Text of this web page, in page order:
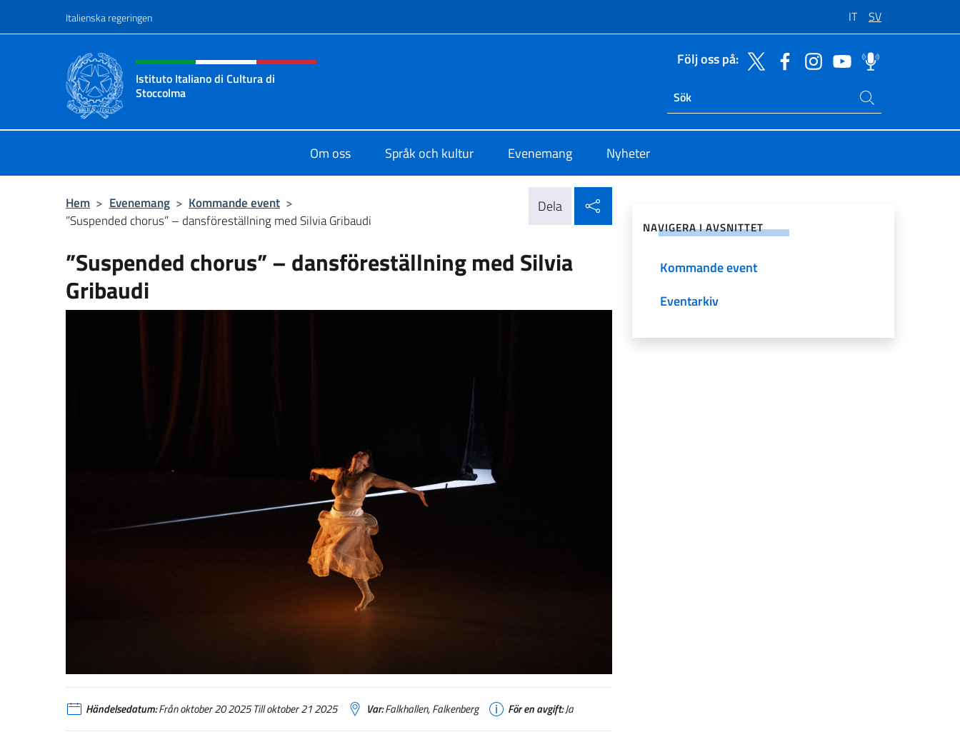
Italienska regeringen IT SV
Header, social and menu of site
Istituto Italiano di Cultura di
Stoccolma
Följ oss på:
Ricerca sito live
Sök på sajten
Om oss Språk och kultur Evenemang Nyheter
Hem > Evenemang > Kommande event >
”Suspended chorus” – dansföreställning med Silvia Gribaudi
Dela
”Suspended chorus” – dansföreställning med Silvia
Gribaudi
Händelsedatum:Från oktober 20 2025 Till oktober 21 2025 Var:Falkhallen, Falkenberg För en avgift:Ja
NAVIGERA I AVSNITTET
Kommande event
Eventarkiv